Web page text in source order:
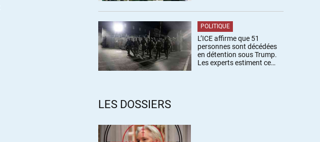
POLITIQUE
L’ICE affirme que 51
personnes sont décédées
en détention sous Trump.
Les experts estiment ce
LES DOSSIERS